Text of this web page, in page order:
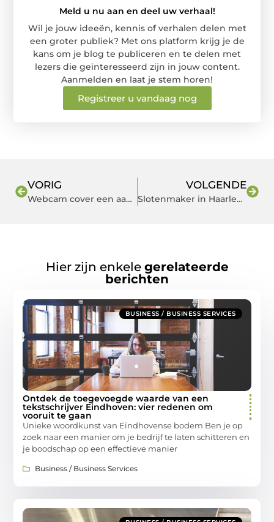
Meld u nu aan en deel uw verhaal!
Wil je jouw ideeën, kennis of verhalen delen met
een groter publiek? Met ons platform krijg je de
kans om je blog te publiceren en te delen met
lezers die geïnteresseerd zijn in jouw content.
Aanmelden en laat je stem horen!
Registreer u vandaag nog
VORIG
Webcam cover een aanwinst
VOLGENDE
Slotenmaker in Haarlem nodig die betrouwbaar is? Bel met SlotenmakerSonam
Hier zijn enkele gerelateerde
berichten
BUSINESS / BUSINESS SERVICES
Ontdek de toegevoegde waarde van een
tekstschrijver Eindhoven: vier redenen om
vooruit te gaan
Unieke woordkunst van Eindhovense bodem Ben je op
zoek naar een manier om je bedrijf te laten schitteren en
je boodschap op een effectieve manier
Business / Business Services